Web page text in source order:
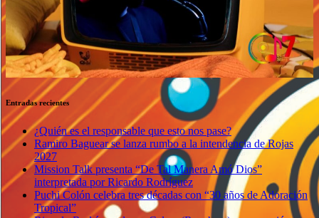
Entradas recientes
¿Quién es el responsable que esto nos pase?
Ramiro Baguear se lanza rumbo a la intendencia de Rojas
2027
Mission Talk presenta “De Tal Manera Amó Dios”
interpretada por Ricardo Rodríguez
Puchi Colón celebra tres décadas con “30 años de Adoración
Tropical”